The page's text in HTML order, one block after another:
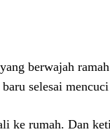
berwajah
selesai
ke rumah. Dan